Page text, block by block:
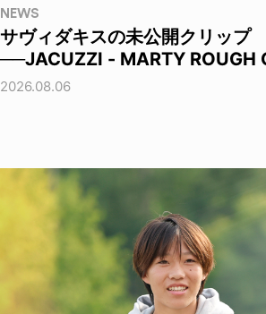
NEWS
サヴィダキスの未公開クリップ
──JACUZZI - MARTY ROUGH
2026.08.06